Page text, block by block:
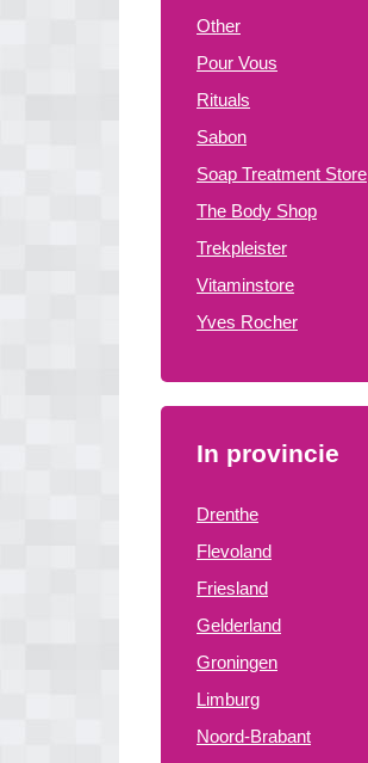
Other
Pour Vous
Rituals
Sabon
Soap Treatment Store
The Body Shop
Trekpleister
Vitaminstore
Yves Rocher
In provincie
Drenthe
Flevoland
Friesland
Gelderland
Groningen
Limburg
Noord-Brabant